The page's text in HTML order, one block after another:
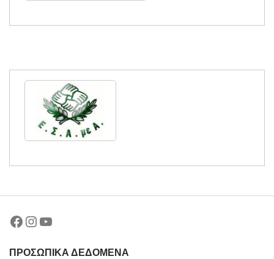
Facebook
Instagram
YouTube
ΠΡΟΣΩΠΙΚΑ ΔΕΔΟΜΕΝΑ